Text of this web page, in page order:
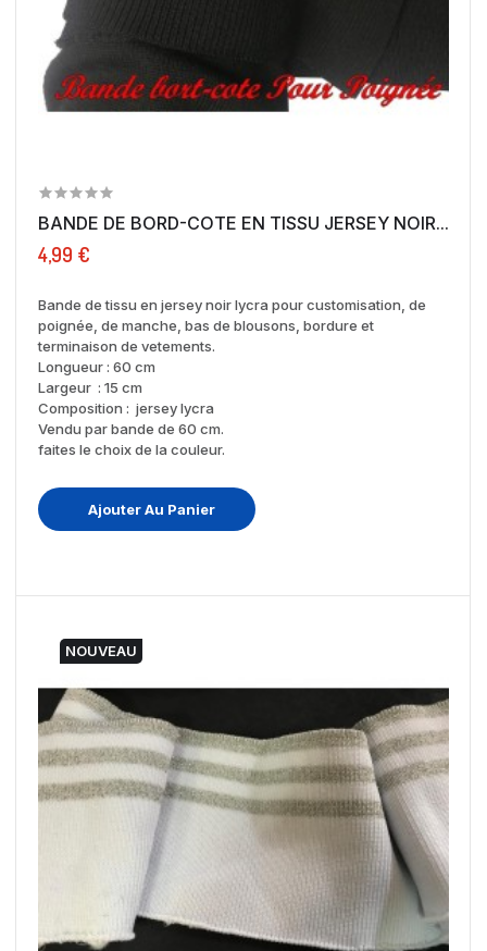
BANDE DE BORD-COTE EN TISSU JERSEY NOIR...
4,99 €
Bande de tissu en jersey noir lycra pour customisation, de
poignée, de manche, bas de blousons, bordure et
terminaison de vetements.
Longueur : 60 cm
Largeur : 15 cm
Composition : jersey lycra
Vendu par bande de 60 cm.
faites le choix de la couleur.
Ajouter Au Panier
NOUVEAU